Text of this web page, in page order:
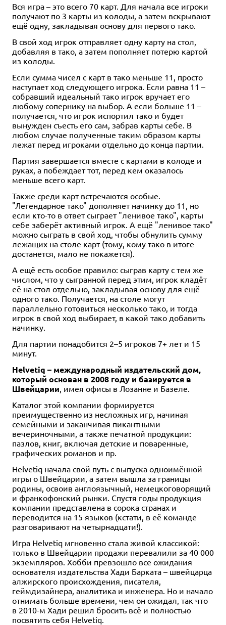
Вся игра – это всего 70 карт. Для начала все игроки
получают по 3 карты из колоды, а затем вскрывают
ещё одну, закладывая основу для первого тако.
В свой ход игрок отправляет одну карту на стол,
добавляя в тако, а затем пополняет потерю картой
из колоды.
Если сумма чисел с карт в тако меньше 11, просто
наступает ход следующего игрока. Если равна 11 –
собравший идеальный тако игрок вручает его
любому сопернику на выбор. А если больше 11 –
получается, что игрок испортил тако и будет
вынужден съесть его сам, забрав карты себе. В
любом случае полученные таким образом карты
лежат перед игроками отдельно до конца партии.
Партия завершается вместе с картами в колоде и
руках, а побеждает тот, перед кем оказалось
меньше всего карт.
Также среди карт встречаются особые.
"Легендарное тако" дополняет начинку до 11, но
если кто-то в ответ сыграет "ленивое тако", карты
себе заберёт активный игрок. А ещё "ленивое тако"
можно сыграть в свой ход, чтобы обнулить сумму
лежащих на столе карт (тому, кому тако в итоге
достанется, мало не покажется).
А ещё есть особое правило: сыграв карту с тем же
числом, что у сыгранной перед этим, игрок кладёт
её на стол отдельно, закладывая основу для ещё
одного тако. Получается, на столе могут
параллельно готовиться несколько тако, и тогда
игрок в свой ход выбирает, в какой тако добавить
начинку.
Для партии понадобится 2–5 игроков 7+ лет и 15
минут.
Helvetiq – международный издательский дом,
который основан в 2008 году и базируется в
Швейцарии , имея офисы в Лозанне и Базеле.
Каталог этой компании формируется
преимущественно из несложных игр, начиная
семейными и заканчивая пикантными
вечериночными, а также печатной продукции:
пазлов, книг, включая детские и поваренные,
графических романов и пр.
Helvetiq начала свой путь с выпуска одноимённой
игры о Швейцарии, а затем вышла за границы
родины, освоив англоязычный, немецкоговорящий
и франкофонский рынки. Спустя годы продукция
компании представлена в сорока странах и
переводится на 15 языков (кстати, в её команде
разговаривают на четырнадцати!).
Игра Helvetiq мгновенно стала живой классикой:
только в Швейцарии продажи перевалили за 40 000
экземпляров. Хобби превзошло все ожидания
основателя издательства Хади Барката – швейцарца
алжирского происхождения, писателя,
геймдизайнера, аналитика и инженера. Но и начало
отнимать больше времени, чем он ожидал, так что
в 2010-м Хади решил бросить всё и полностью
посвятить себя Helvetiq.